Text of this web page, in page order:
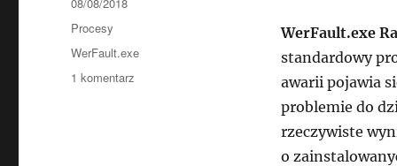
WerFault.exe
standardowy
awarii pojawia
problemie do
rzeczywiste
o
publikacji
Kategorie
Procesy
Tagi
WerFault.exe
1 komentarz